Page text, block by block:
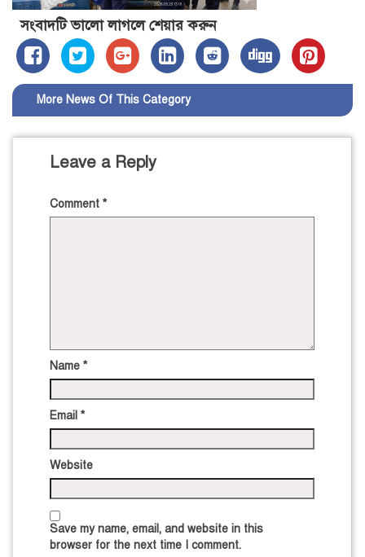
সংবাদটি ভালো লাগলে শেয়ার করুন
More News Of This Category
Leave a Reply
Comment *
Name *
Email *
Website
Save my name, email, and website in this
browser for the next time I comment.